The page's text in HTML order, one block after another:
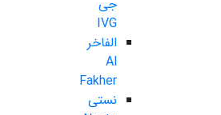
جی
IVG
الفاخر
Al
Fakher
نستی